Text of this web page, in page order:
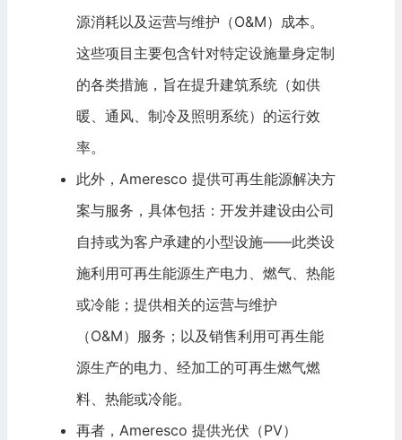
源消耗以及运营与维护（O&M）成本。
这些项目主要包含针对特定设施量身定制
的各类措施，旨在提升建筑系统（如供
暖、通风、制冷及照明系统）的运行效
率。
此外，Ameresco 提供可再生能源解决方
案与服务，具体包括：开发并建设由公司
自持或为客户承建的小型设施——此类设
施利用可再生能源生产电力 、燃气、热能
或冷能；提供相关的运营与维护
（O&M）服务；以及销售利用可再生能
源生产的电力、经加工的可再生燃气燃
料、热能或冷能。
再者，Ameresco 提供光伏（PV）